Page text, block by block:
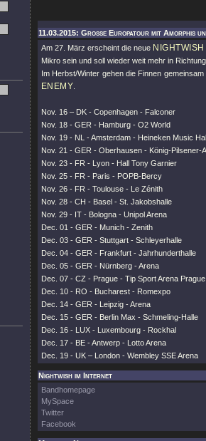
11.03.2015: Große Europatour mit Amorphis
Am 27. März erscheint die neue NIGHTWISH
Mikro sein und soll wieder weit mehr in
Im Herbst/Winter gehen die Finnen
ENEMY
Nov. 16 – DK - Copenhagen - Falconer
Nov. 18 - GER - Hamburg - O2 World
Nov. 19 - NL - Amsterdam - Heineken Music
Nov. 21 - GER - Oberhausen - König-Pilsener-
Nov. 23 - FR - Lyon - Hall Tony Garnier
Nov. 25 - FR - Paris - POPB-Bercy
Nov. 26 - FR - Toulouse - Le Zénith
Nov. 28 - CH - Basel - St. Jakobshalle
Nov. 29 - IT - Bologna - Unipol Arena
Dec. 01 - GER - Munich - Zenith
Dec. 03 - GER - Stuttgart - Schleyerhalle
Dec. 04 - GER - Frankfurt - Jahrhunderthalle
Dec. 05 - GER - Nürnberg - Arena
Dec. 07 - CZ - Prague - Tip Sport Arena Prague
Dec. 10 - RO - Bucharest - Romexpo
Dec. 14 - GER - Leipzig - Arena
Dec. 15 - GER - Berlin Max - Schmeling-Halle
Dec. 16 - LUX - Luxembourg - Rockhal
Dec. 17 - BE - Antwerp - Lotto Arena
Dec. 19 - UK – London - Wembley SSE Arena
Nightwish im Internet
Bandhomepage
MySpace
Twitter
Facebook